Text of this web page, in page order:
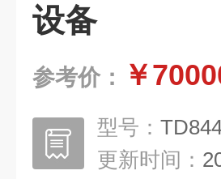
设备
参考价： ￥
型号：
更新时间：